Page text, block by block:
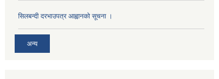
सिलबन्दी दरभाउपत्र आह्वानको सूचना ।
अन्य